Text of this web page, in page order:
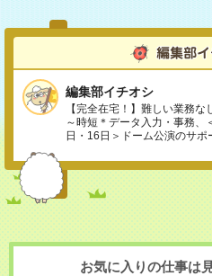
編集部イチオシ
【完全在宅！】難しい業務
～時短＊データ入力・事務、
日・16日＞ドーム公演のサポ
お気に入りの仕事は